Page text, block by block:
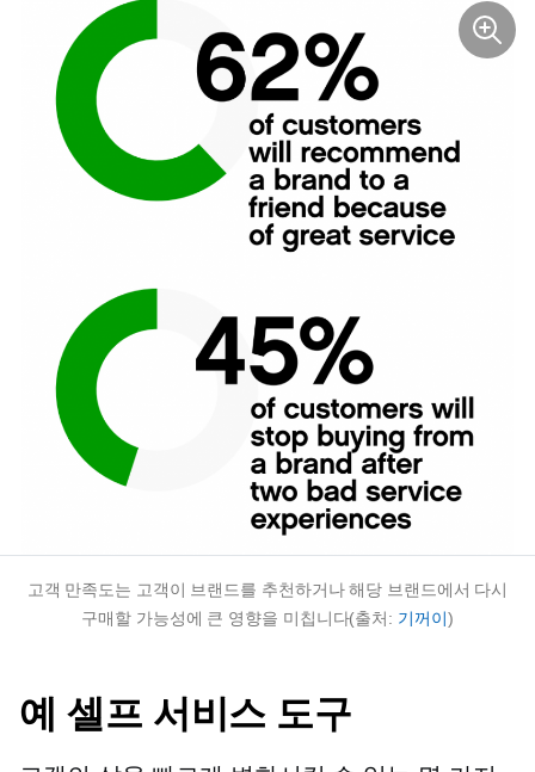
고객 만족도는 고객이 브랜드를 추천하거나 해당 브랜드에서 다시
구매할 가능성에 큰 영향을 미칩니다(출처: 기꺼이)
예셀프 서비스도구